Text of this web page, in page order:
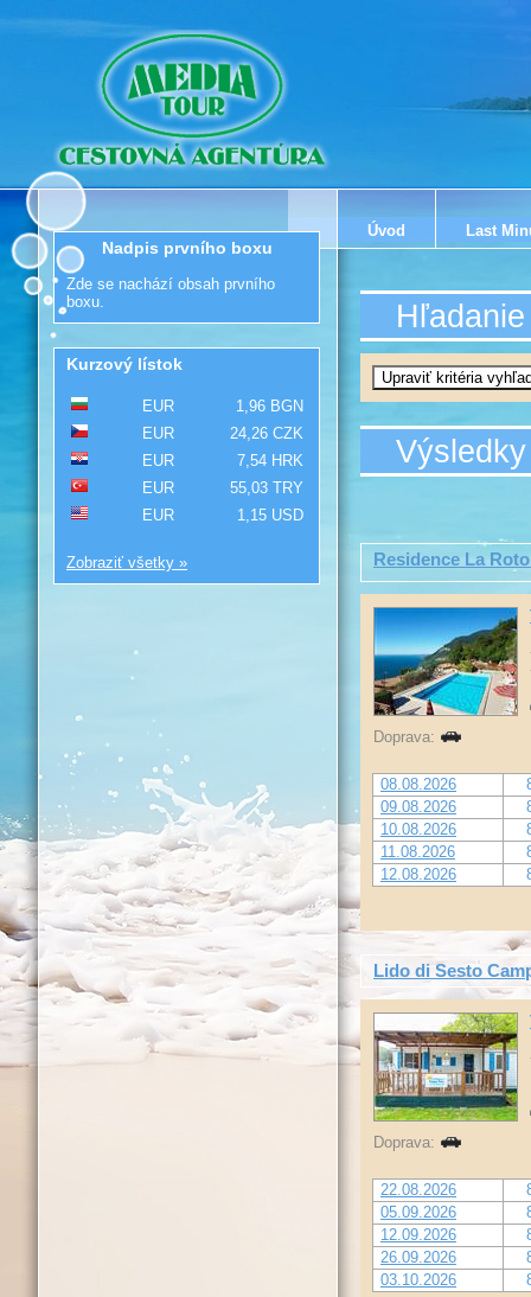
Úvod Last
Residence La
Doprava:
08.08.2026
09.08.2026
10.08.2026
11.08.2026
12.08.2026
Lido di Sesto
Doprava:
22.08.2026
05.09.2026
12.09.2026
26.09.2026
03.10.2026
Nadpis prvního boxu
Zde se nachází obsah prvního
boxu.
Kurzový lístok
EUR
1,96 BGN
EUR
24,26 CZK
EUR
7,54 HRK
EUR
55,03 TRY
EUR
1,15 USD
Zobraziť všetky »